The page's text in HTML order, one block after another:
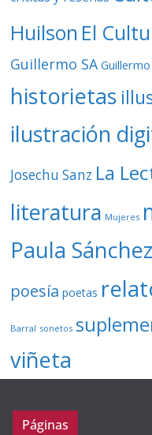
Huilson El
Guillermo SA
historietas
ilustración
Josechu Sanz La
literatura Mujeres
Paula
poesía poetas
Barral sonetos
viñeta
Páginas